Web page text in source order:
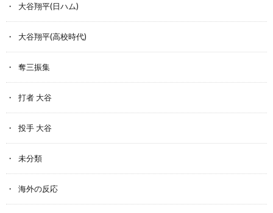
大谷翔平(日ハム)
大谷翔平(高校時代)
奪三振集
打者 大谷
投手 大谷
未分類
海外の反応